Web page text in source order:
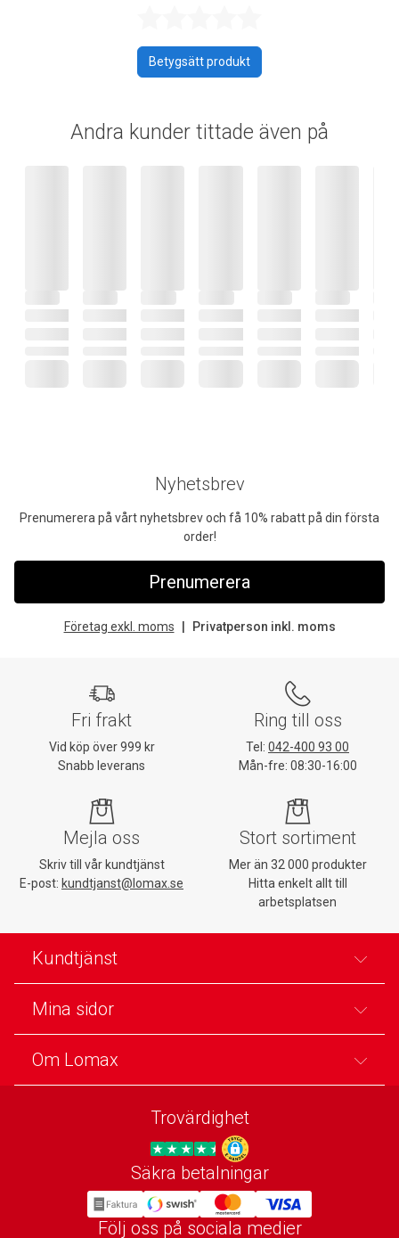
Betygsätt produkt
Andra kunder tittade även på
Nyhetsbrev
Prenumerera på vårt nyhetsbrev och få 10% rabatt på din första
order!
Prenumerera
Företag exkl. moms Privatperson inkl. moms
Fri frakt
Vid köp över 999 kr
Snabb leverans
Ring till oss
Tel: 042-400 93 00
Mån-fre: 08:30-16:00
Mejla oss
Skriv till vår kundtjänst
E-post: kundtjanst@lomax.se
Stort sortiment
Mer än 32 000 produkter
Hitta enkelt allt till
arbetsplatsen
Kundtjänst
Mina sidor
Om Lomax
Trovärdighet
Trygg E-handel
Säkra betalningar
Följ oss på sociala medier